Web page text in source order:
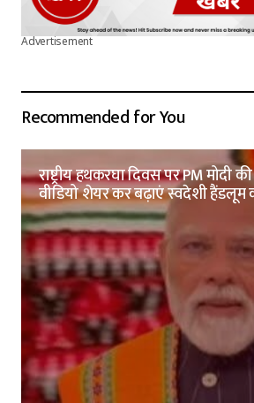
Advertisement
Recommended for You
राष्ट्रीय हथकरघा दिवस पर PM मोदी
वीडियो शेयर कर बढ़ाएं स्वदेशी हैंडलूम